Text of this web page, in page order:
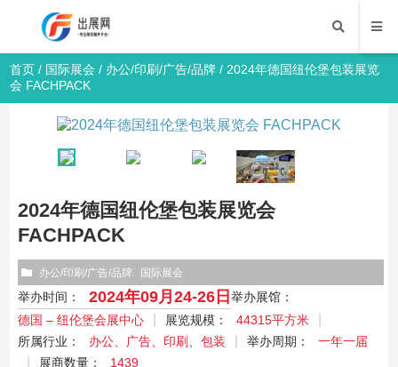
首页 / 国际展会 / 办公/印刷/广告/品牌 / 2024年德国纽伦堡包装展览
会 FACHPACK
2024年德国纽伦堡包装展览会
FACHPACK
办公/印刷/广告/品牌 国际展会
举办时间： 2024年09月24-26日 举办展馆：
德国 – 纽伦堡会展中心
展览规模：
44315平方米
所属行业：
办公、广告、印刷、包装 举办周期：
一年一届
展商数量：
1439